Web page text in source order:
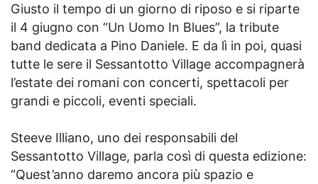
Giusto il tempo di un giorno di riposo e si riparte
il 4 giugno con “Un Uomo In Blues”, la tribute
band dedicata a Pino Daniele. E da lì in poi, quasi
tutte le sere il Sessantotto Village accompagnerà
l’estate dei romani con concerti, spettacoli per
grandi e piccoli, eventi speciali.
Steeve Illiano, uno dei responsabili del
Sessantotto Village, parla così di questa edizione:
“Quest’anno daremo ancora più spazio e